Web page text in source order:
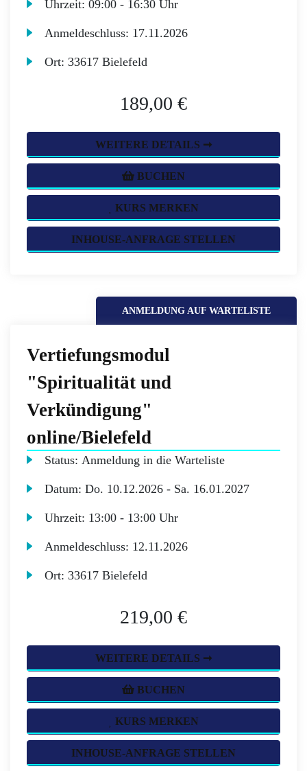
Uhrzeit:09:00 - 16:30 Uhr
Anmeldeschluss: 17.11.2026
Ort:33617 Bielefeld
189,00 €
WEITERE DETAILS ➞
BUCHEN
KURS MERKEN
INHOUSE-ANFRAGE STELLEN
ANMELDUNG AUF WARTELISTE
Vertiefungsmodul
"Spiritualität und
Verkündigung"
online/Bielefeld
Status:Anmeldung in die Warteliste
Datum:Do. 10.12.2026 - Sa. 16.01.2027
Uhrzeit: 13:00 - 13:00 Uhr
Anmeldeschluss: 12.11.2026
Ort:33617 Bielefeld
219,00 €
WEITERE DETAILS ➞
BUCHEN
KURS MERKEN
INHOUSE-ANFRAGE STELLEN